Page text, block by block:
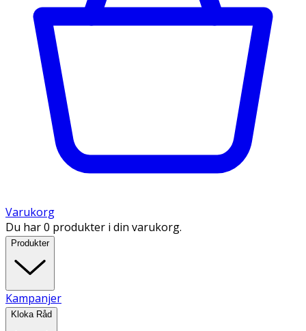
Varukorg
Du har 0 produkter i din varukorg.
Produkter
Kampanjer
Kloka Råd